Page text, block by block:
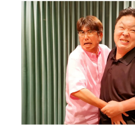
イベント・グッズ
YouTube
会社情報